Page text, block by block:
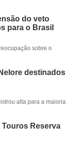
do veto
para o Brasil
sobre o
destinados
alta para a maioria
Touros Reserva